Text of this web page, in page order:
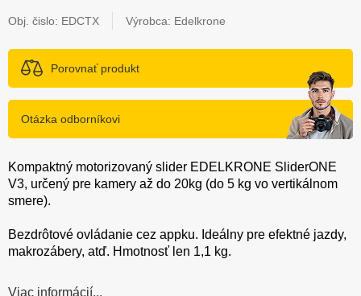
Obj. čislo: EDCTX Výrobca: Edelkrone
Porovnať produkt
Otázka odborníkovi
Kompaktný motorizovaný slider EDELKRONE SliderONE
V3, určený pre kamery až do 20kg (do 5 kg vo vertikálnom
smere).
Bezdrôtové ovládanie cez appku. Ideálny pre efektné jazdy,
makrozábery, atď. Hmotnosť len 1,1 kg.
Viac informácií...